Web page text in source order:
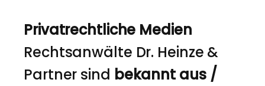
Privatrechtliche Medien
Rechtsanwälte Dr. Heinze &
Partner sind bekannt aus /